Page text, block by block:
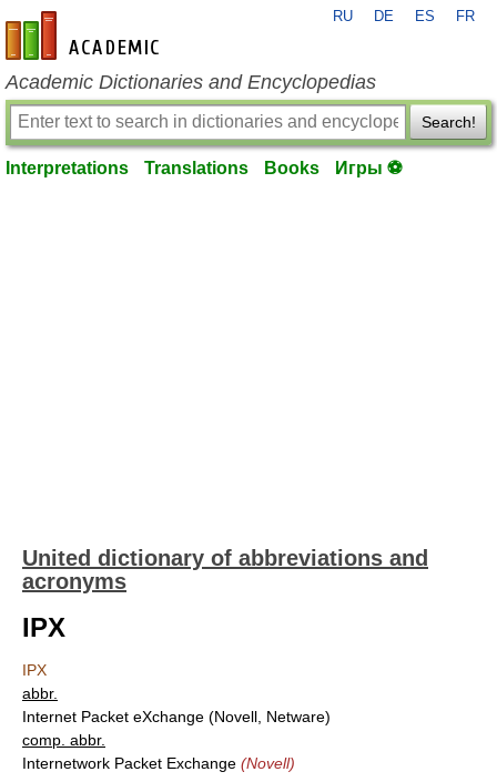
en-academic.com
RU DE ES FR
Academic Dictionaries and Encyclopedias
Search!
Interpretations Translations Books Игры ⚽
United dictionary of abbreviations and
acronyms
IPX
IPX
abbr.
Internet Packet eXchange (Novell, Netware)
comp. abbr.
Internetwork Packet Exchange (Novell)